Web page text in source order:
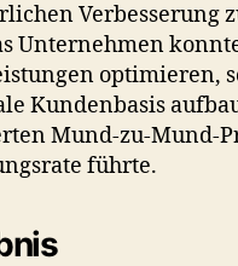
Verbesserung
Unternehmen
optimieren,
Kundenbasis
Mund-zu-Mund-
führte.